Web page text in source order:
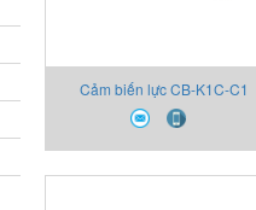
Cảm biến lực CB-K1C-C1
2130X000X00 Thiết bị Gefran